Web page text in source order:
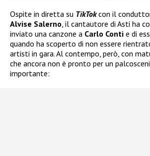
Ospite in diretta su TikTokcon il
Alvise Salerno, il cantautore di Asti ha
inviato una canzone a Carlo Conti e di
quando ha scoperto di non essere
artisti in gara. Al contempo, però, con
che ancora non è pronto per un
importante: